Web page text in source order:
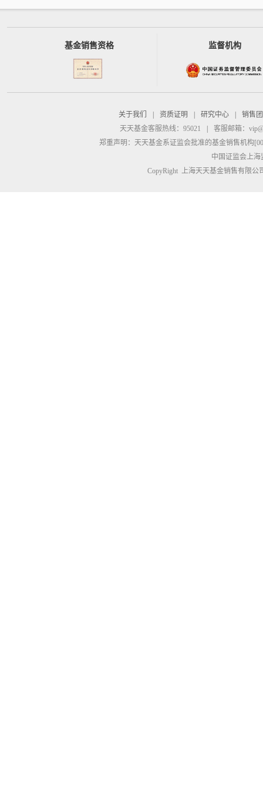
基金销售资格 监督机构
关于我们 资质证明 研究中心
销售
天天基金客服热线：95021
客服邮箱：
郑重声明： 天天基金系证监会批准的基金销售机构
中国证监会上
CopyRight 上海天天基金销售有限